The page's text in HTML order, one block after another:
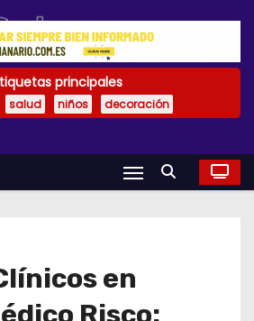
principales
salud niños decoración
en